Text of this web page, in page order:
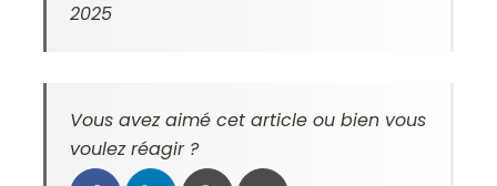
2025
Vous avez aimé cet article ou bien vous
voulez réagir ?